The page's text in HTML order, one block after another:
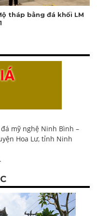
tháp bằng đá khối LM
mỹ nghệ Ninh Bình –
Hoa Lư, tỉnh Ninh
.